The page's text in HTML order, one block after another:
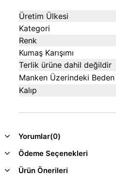
Üretim Ülkesi
Kategori
Renk
Kumaş Karışımı
Terlik ürüne dahil değildir
Manken Üzerindeki Beden
Kalıp
Yorumlar(0)
Ödeme Seçenekleri
Ürün Önerileri